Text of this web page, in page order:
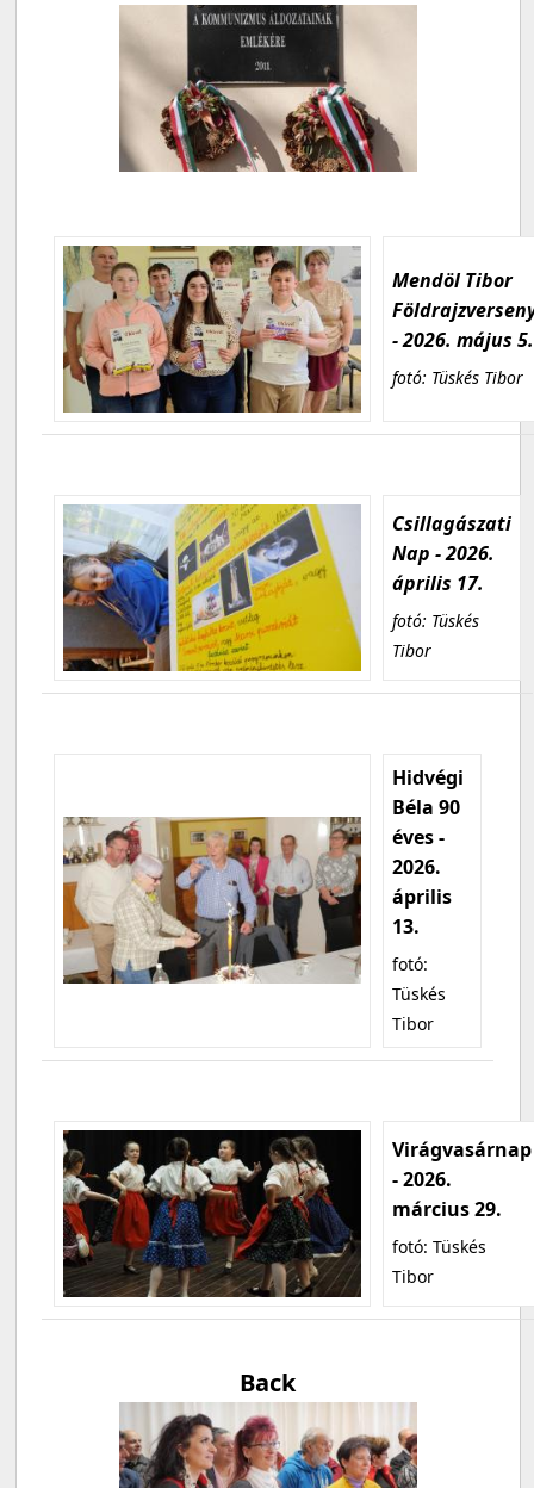
Mendöl Tibor
- 2026. május 5.
fotó: Tüskés Tibor
Csillagászati
Nap - 2026.
április 17.
fotó: Tüskés
Tibor
Hidvégi
Béla 90
éves -
2026.
április
13.
fotó:
Tüskés
Tibor
Virágvasárnap
- 2026.
március 29.
fotó: Tüskés
Tibor
Back